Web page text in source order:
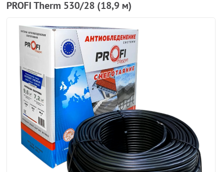
PROFI Therm 530/28 (18,9 м)